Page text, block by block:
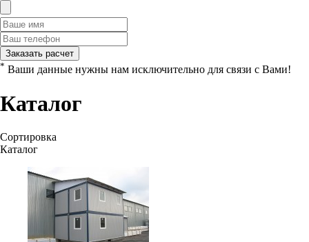
Заказать расчет
* Ваши данные нужны нам исключительно для связи с Вами!
Каталог
Сортировка
Каталог